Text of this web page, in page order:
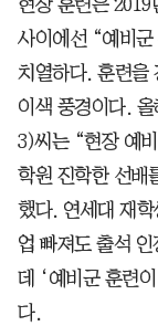
현장 훈련은 2019
사이에선 “예비
치열하다. 훈련을
이색 풍경이다.
3)씨는 “현장 예
학원 진학한 선배
했다. 연세대 재
업 빠져도 출석
데 ‘예비군 훈련
다.